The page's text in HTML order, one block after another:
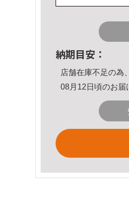
納期目安：
店舗在庫不足の為
08月12日頃のお届